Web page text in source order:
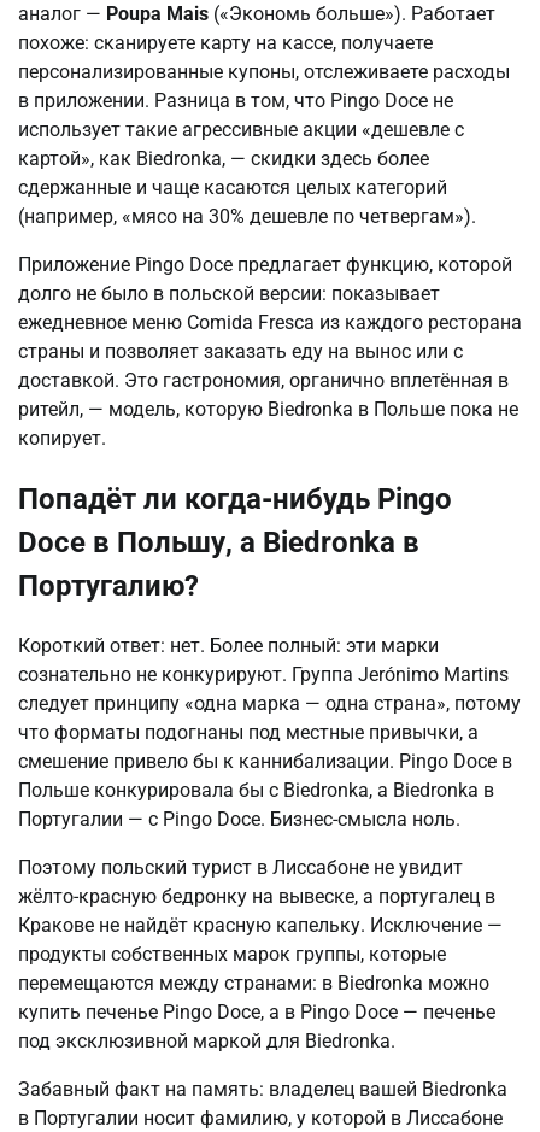
аналог — Poupa Mais («Экономь больше»). Работает
похоже: сканируете карту на кассе, получаете
персонализированные купоны, отслеживаете расходы
в приложении. Разница в том, что Pingo Doce не
использует такие агрессивные акции «дешевле с
картой», как Biedronka, — скидки здесь более
сдержанные и чаще касаются целых категорий
(например, «мясо на 30% дешевле по четвергам»).
Приложение Pingo Doce предлагает функцию, которой
долго не было в польской версии: показывает
ежедневное меню Comida Fresca из каждого ресторана
страны и позволяет заказать еду на вынос или с
доставкой. Это гастрономия, органично вплетённая в
ритейл, — модель, которую Biedronka в Польше пока не
копирует.
Попадёт ли когда-нибудь Pingo
Doce в Польшу, а Biedronka в
Португалию?
Короткий ответ: нет. Более полный: эти марки
сознательно не конкурируют. Группа Jerónimo Martins
следует принципу «одна марка — одна страна», потому
что форматы подогнаны под местные привычки, а
смешение привело бы к каннибализации. Pingo Doce в
Польше конкурировала бы с Biedronka, а Biedronka в
Португалии — с Pingo Doce. Бизнес-смысла ноль.
Поэтому польский турист в Лиссабоне не увидит
жёлто-красную бедронку на вывеске, а португалец в
Кракове не найдёт красную капельку. Исключение —
продукты собственных марок группы, которые
перемещаются между странами: в Biedronka можно
купить печенье Pingo Doce, а в Pingo Doce — печенье
под эксклюзивной маркой для Biedronka.
Забавный факт на память: владелец вашей Biedronka
в Португалии носит фамилию, у которой в Лиссабоне